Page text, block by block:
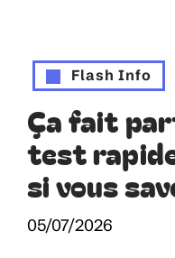
Flash Info
Ça fait
test
si vous
05/07/2026